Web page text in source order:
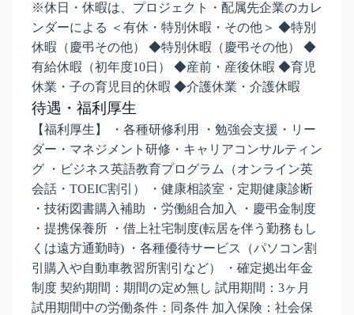
※休日・休暇は、プロジェクト・配属先企業のカレ
ンダーによる ＜有休・特別休暇・その他＞ ◆特別
休暇（慶弔その他） ◆特別休暇（慶弔その他） ◆
有給休暇（初年度10日） ◆産前・産後休暇 ◆育児
休業・子の育児目的休暇 ◆介護休業・介護休暇
待遇・福利厚生
【福利厚生】 ・各種研修利用 ・勉強会支援・リー
ダー・マネジメント研修・キャリアコンサルティン
グ ・ビジネス英語教育プログラム（オンライン英
会話・TOEIC割引） ・健康相談室・定期健康診断
・技術図書購入補助 ・労働組合加入 ・慶弔金制度
・提携保養所 ・借上社宅制度(転居を伴う勤務もし
くは遠方通勤時) ・各種優待サービス（パソコン割
引購入や自動車教習所割引など） ・確定拠出年金
制度 契約期間：期間の定め無し 試用期間：3ヶ月
試用期間中の労働条件：同条件 加入保険：社会保